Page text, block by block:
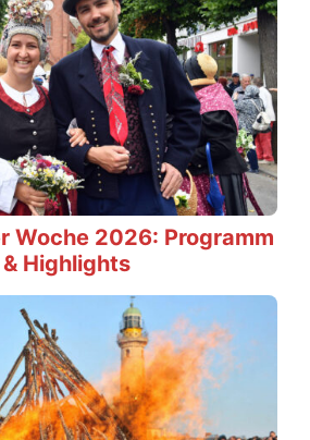
Woche 2026: Programm
& Highlights